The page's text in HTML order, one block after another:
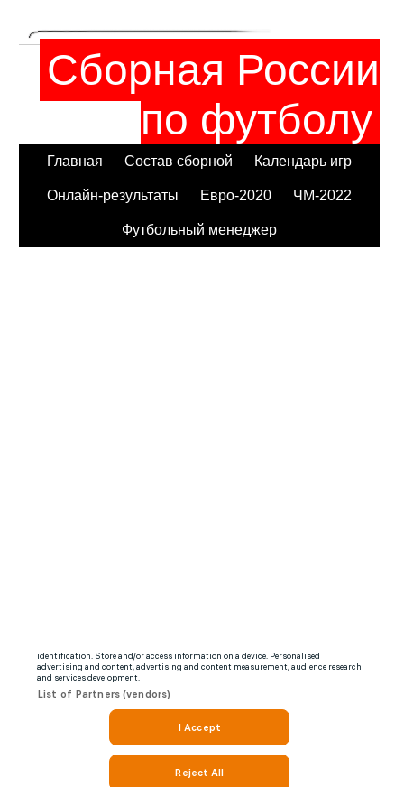
Сборная России
по футболу
Главная Состав сборной Календарь игр
Онлайн-результаты Евро-2020 ЧМ-2022
Футбольный менеджер